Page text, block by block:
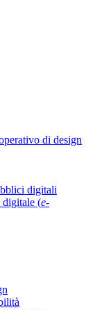
di design
digitali
digitale (e-